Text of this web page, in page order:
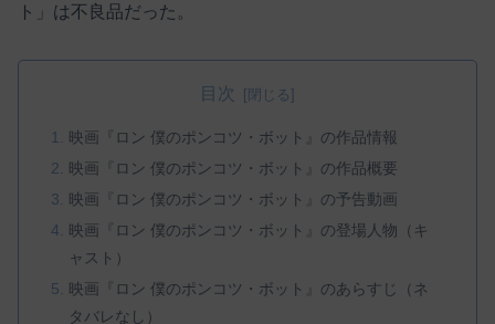
ト」は不良品だった。
目次
映画『ロン 僕のポンコツ・ボット』の作品情報
映画『ロン 僕のポンコツ・ボット』の作品概要
映画『ロン 僕のポンコツ・ボット』の予告動画
映画『ロン 僕のポンコツ・ボット』の登場人物（キ
ャスト）
映画『ロン 僕のポンコツ・ボット』のあらすじ（ネ
タバレなし）